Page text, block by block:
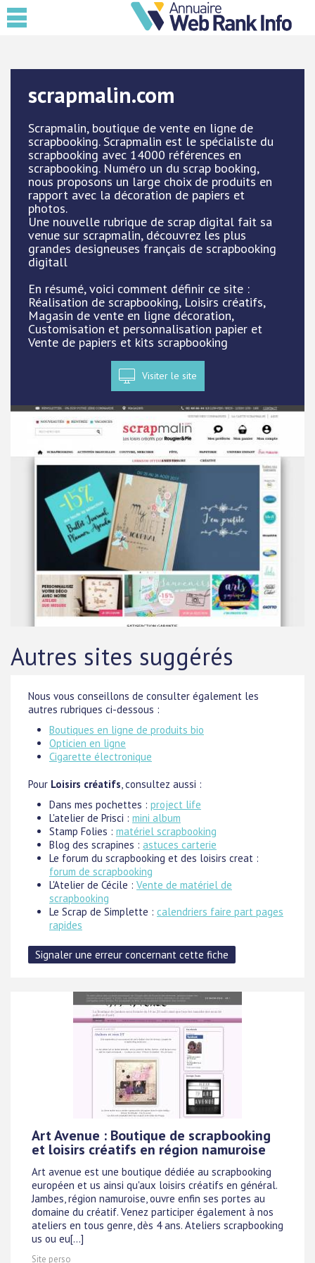
scrapmalin.com
Scrapmalin, boutique de vente en ligne de
scrapbooking. Scrapmalin est le spécialiste du
scrapbooking avec 14000 références en
scrapbooking. Numéro un du scrap booking,
nous proposons un large choix de produits en
rapport avec la décoration de papiers et
photos.
Une nouvelle rubrique de scrap digital fait sa
venue sur scrapmalin, découvrez les plus
grandes designeuses français de scrapbooking
digitall
En résumé, voici comment définir ce site :
Réalisation de scrapbooking, Loisirs créatifs,
Magasin de vente en ligne décoration,
Customisation et personnalisation papier et
Vente de papiers et kits scrapbooking
Visiter le site
Autres sites suggérés
Nous vous conseillons de consulter également les
autres rubriques ci-dessous :
Boutiques en ligne de produits bio
Opticien en ligne
Cigarette électronique
Pour Loisirs créatifs, consultez aussi :
Dans mes pochettes : project life
L'atelier de Prisci : mini album
Stamp Folies : matériel scrapbooking
Blog des scrapines : astuces carterie
Le forum du scrapbooking et des loisirs creat :
forum de scrapbooking
L'Atelier de Cécile : Vente de matériel de
scrapbooking
Le Scrap de Simplette : calendriers faire part pages
rapides
Art Avenue : Boutique de scrapbooking
et loisirs créatifs en région namuroise
Art avenue est une boutique dédiée au scrapbooking
européen et us ainsi qu'aux loisirs créatifs en général.
Jambes, région namuroise, ouvre enfin ses portes au
domaine du créatif. Venez participer également à nos
ateliers en tous genre, dès 4 ans. Ateliers scrapbooking
us ou eu[...]
Site perso